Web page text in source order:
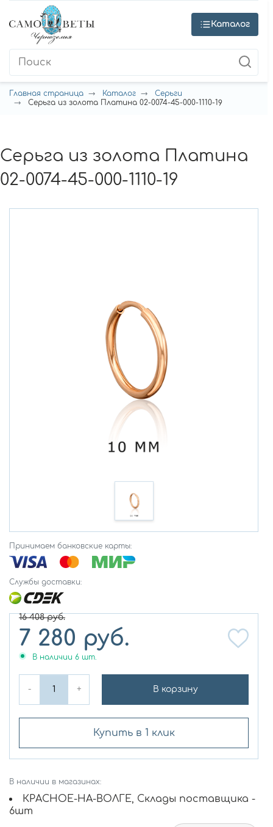
Каталог
Главная страница Каталог
Серьги
Серьга из золота Платина 02-0074-45-000-1110-19
Серьга из золота Платина
02-0074-45-000-1110-19
Принимаем банковские карты:
Службы доставки:
16 408руб.
7 280 руб.
В наличии 6 шт.
- + В корзину
Купить в 1 клик
В наличии в магазинах:
КРАСНОЕ-НА-ВОЛГЕ, Склады поставщика -
6шт